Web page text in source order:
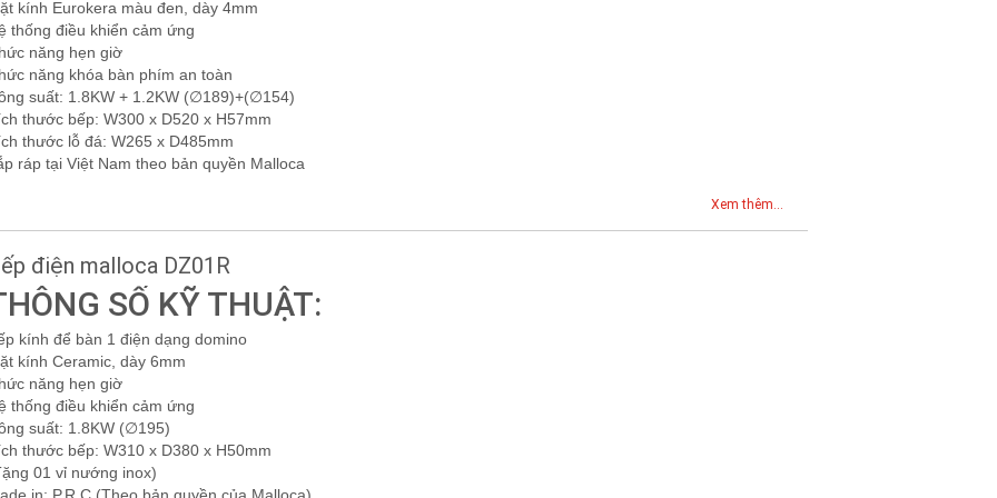
kính Eurokera màu đen, dày 4mm
thống điều khiển cảm ứng
năng hẹn giờ
năng khóa bàn phím an toàn
suất: 1.8KW + 1.2KW (∅189)+(∅154)
thước bếp: W300 x D520 x H57mm
thước lỗ đá: W265 x D485mm
ráp tại Việt Nam theo bản quyền Malloca
Xem thêm...
điện malloca DZ01R
SỐ KỸ THUẬT:
kính để bàn 1 điện dạng domino
kính Ceramic, dày 6mm
năng hẹn giờ
thống điều khiển cảm ứng
suất: 1.8KW (∅195)
thước bếp: W310 x D380 x H50mm
01 vỉ nướng inox)